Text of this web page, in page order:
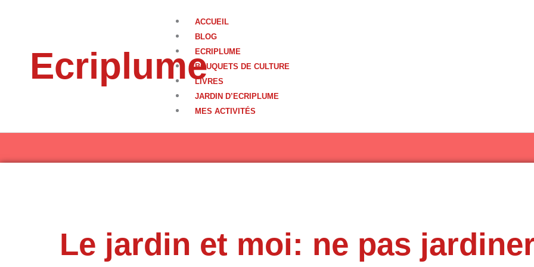
Ecriplume
ACCUEIL
BLOG
ECRIPLUME
BOUQUETS DE CULTURE
LIVRES
JARDIN D’ECRIPLUME
MES ACTIVITÉS
Le jardin et moi: ne pas